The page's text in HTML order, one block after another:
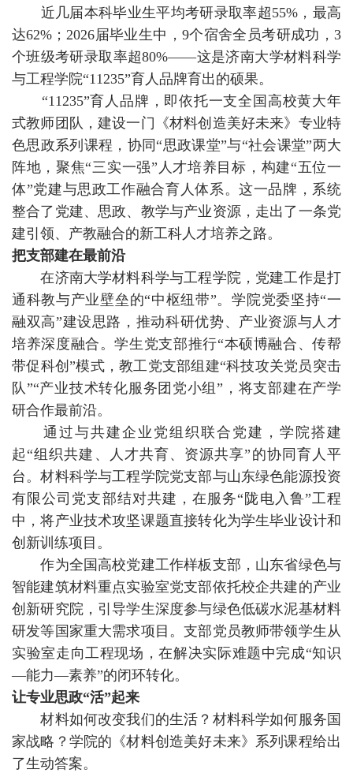
近几届本科毕业生平均考研录取率超55%，最高
达62%；2026届毕业生中，9个宿舍全员考研成功，3
个班级考研录取率超80%——这是济南大学材料科学
与工程学院“11235”育人品牌育出的硕果。
“11235”育人品牌，即依托一支全国高校黄大年
式教师团队，建设一门《材料创造美好未来》专业特
色思政系列课程，协同“思政课堂”与“社会课堂”两大
阵地，聚焦“三实一强”人才培养目标，构建“五位一
体”党建与思政工作融合育人体系。这一品牌，系统
整合了党建、思政、教学与产业资源，走出了一条党
建引领、产教融合的新工科人才培养之路。
把支部建在最前沿
在济南大学材料科学与工程学院，党建工作是打
通科教与产业壁垒的“中枢纽带”。学院党委坚持“一
融双高”建设思路，推动科研优势、产业资源与人才
培养深度融合。学生党支部推行“本硕博融合、传帮
带促科创”模式，教工党支部组建“科技攻关党员突击
队”“产业技术转化服务团党小组”，将支部建在产学
研合作最前沿。
通过与共建企业党组织联合党建，学院搭建
起“组织共建、人才共育、资源共享”的协同育人平
台。材料科学与工程学院党支部与山东绿色能源投资
有限公司党支部结对共建，在服务“陇电入鲁”工程
中，将产业技术攻坚课题直接转化为学生毕业设计和
创新训练项目。
作为全国高校党建工作样板支部，山东省绿色与
智能建筑材料重点实验室党支部依托校企共建的产业
创新研究院，引导学生深度参与绿色低碳水泥基材料
研发等国家重大需求项目。支部党员教师带领学生从
实验室走向工程现场，在解决实际难题中完成“知识
—能力—素养”的闭环转化。
让专业思政“活”起来
材料如何改变我们的生活？材料科学如何服务国
家战略？学院的《材料创造美好未来》系列课程给出
了生动答案。